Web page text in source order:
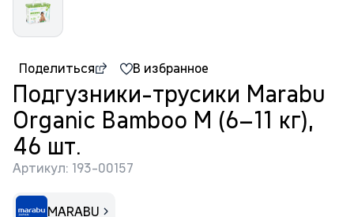
Поделиться В избранное
Подгузники-трусики Marabu
Organic Bamboo M (6–11 кг),
46 шт.
Артикул: 193-00157
MARABU